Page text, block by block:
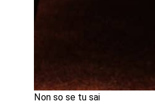
Non so se tu sai